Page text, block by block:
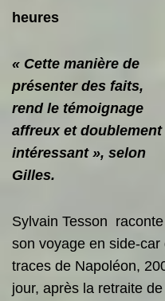
heures
« Cette manière de
présenter des faits,
rend le témoignage
affreux et doublement
intéressant », selon
Gilles.
Sylvain Tesson raconte
son voyage en side-
traces de Napoléon,
jour, après la retraite